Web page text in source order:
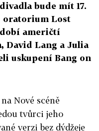
bude mít 17.
oratorium Lost
američtí
David Lang a Julia
uskupení Bang on
Nové scéně
tvůrci jeho
verzi bez dýdžeje